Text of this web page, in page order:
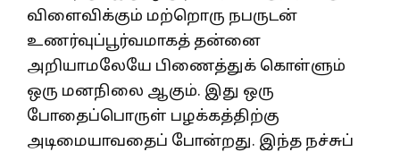
விளைவிக்கும் மற்றொரு நபருடன்
உணர்வுப்பூர்வமாகத் தன்னை
அறியாமலேயே பிணைத்துக் கொள்ளும்
ஒரு மனநிலை ஆகும். இது ஒரு
போதைப்பொருள் பழக்கத்திற்கு
அடிமையாவதைப் போன்றது. இந்த நச்சுப்